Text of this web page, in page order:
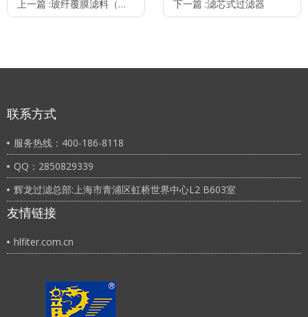
上一篇 :玻纤覆膜滤料（机织） 下一篇 :滤芯式过滤器
联系方式
服务热线：400-186-8118
QQ：2850829339
辉龙过滤总部:上海市青浦区虹桥世界中心L2 B603室
友情链接
hlfiter.com.cn